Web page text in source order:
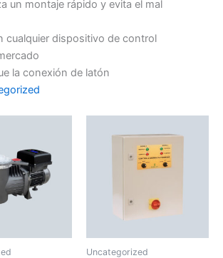
un montaje rápido y evita el mal
cualquier dispositivo de control
la conexión de latón
Uncategorized